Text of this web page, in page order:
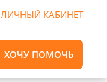
ЛИЧНЫЙ КАБИНЕТ
ХОЧУ ПОМОЧЬ